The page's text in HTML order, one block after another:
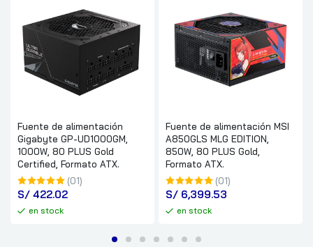
Fuente de alimentación
Gigabyte GP-UD1000GM,
1000W, 80 PLUS Gold
Certified, Formato ATX.
(01)
S/ 422.02
en stock
Fuente de alimentación MSI
A850GLS MLG EDITION,
850W, 80 PLUS Gold,
Formato ATX.
(01)
S/ 6,399.53
en stock